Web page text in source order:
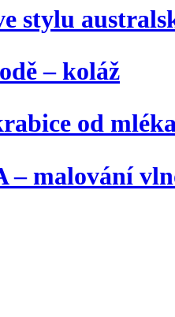
stylu
– koláž
od
– malování